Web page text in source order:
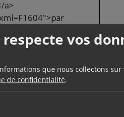
vos
que nous collectons
de confidentialité.
a>
de ce téléservice :